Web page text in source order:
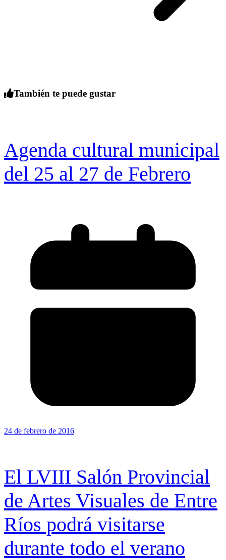
También te puede gustar
Agenda cultural municipal
del 25 al 27 de Febrero
24 de febrero de 2016
El LVIII Salón Provincial
de Artes Visuales de Entre
Ríos podrá visitarse
durante todo el verano